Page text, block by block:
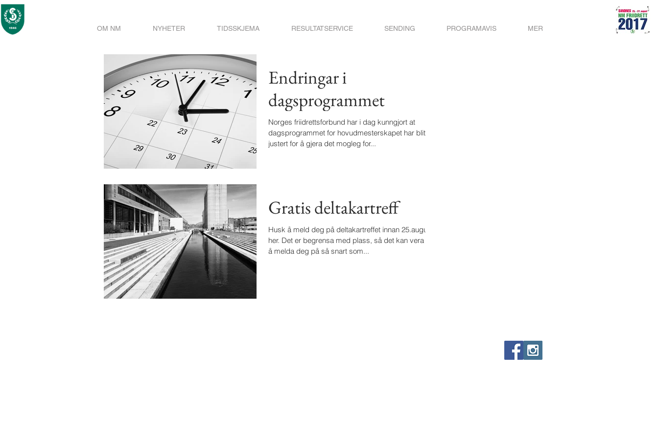
OM NM NYHETER TIDSSKJEMA RESULTATSERVICE SENDING PROGRAMAVIS MER
Endringar i
dagsprogrammet
Norges friidrettsforbund har i dag kunngjort at
dagsprogrammet for hovudmesterskapet har blitt
justert for å gjera det mogleg for...
Gratis deltakartreff
Husk å meld deg på deltakartreffet innan 25.august
her. Det er begrensa med plass, så det kan vera lurt
å melda deg på så snart som...